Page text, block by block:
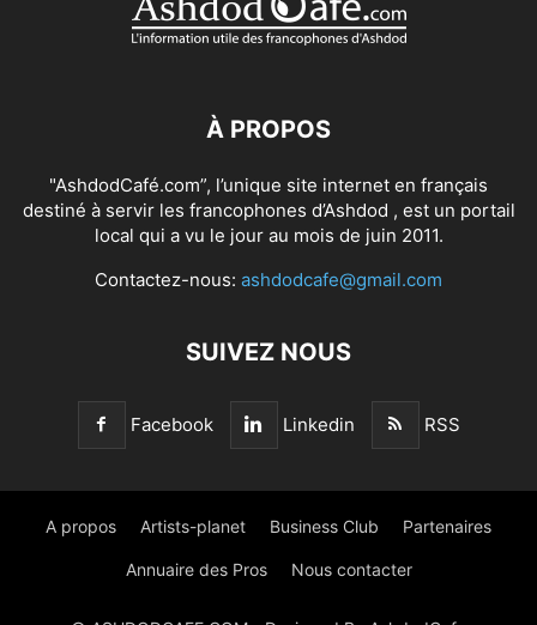
À PROPOS
"AshdodCafé.com”, l’unique site internet en français
destiné à servir les francophones d’Ashdod , est un portail
local qui a vu le jour au mois de juin 2011.
Contactez-nous: ashdodcafe@gmail.com
SUIVEZ NOUS
Facebook Linkedin RSS
A propos Artists-planet Business Club Partenaires
Annuaire des Pros Nous contacter